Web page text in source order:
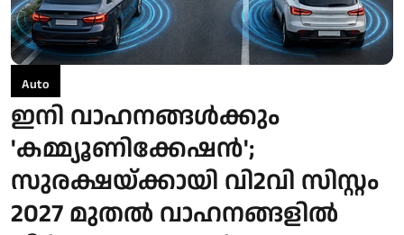
Auto
ഇനി വാഹനങ്ങൾക്കും
'കമ്മ്യൂണിക്കേഷൻ';
സുരക്ഷയ്ക്കായി വി2വി സിസ്റ്റം
2027 മുതൽ വാഹനങ്ങളിൽ